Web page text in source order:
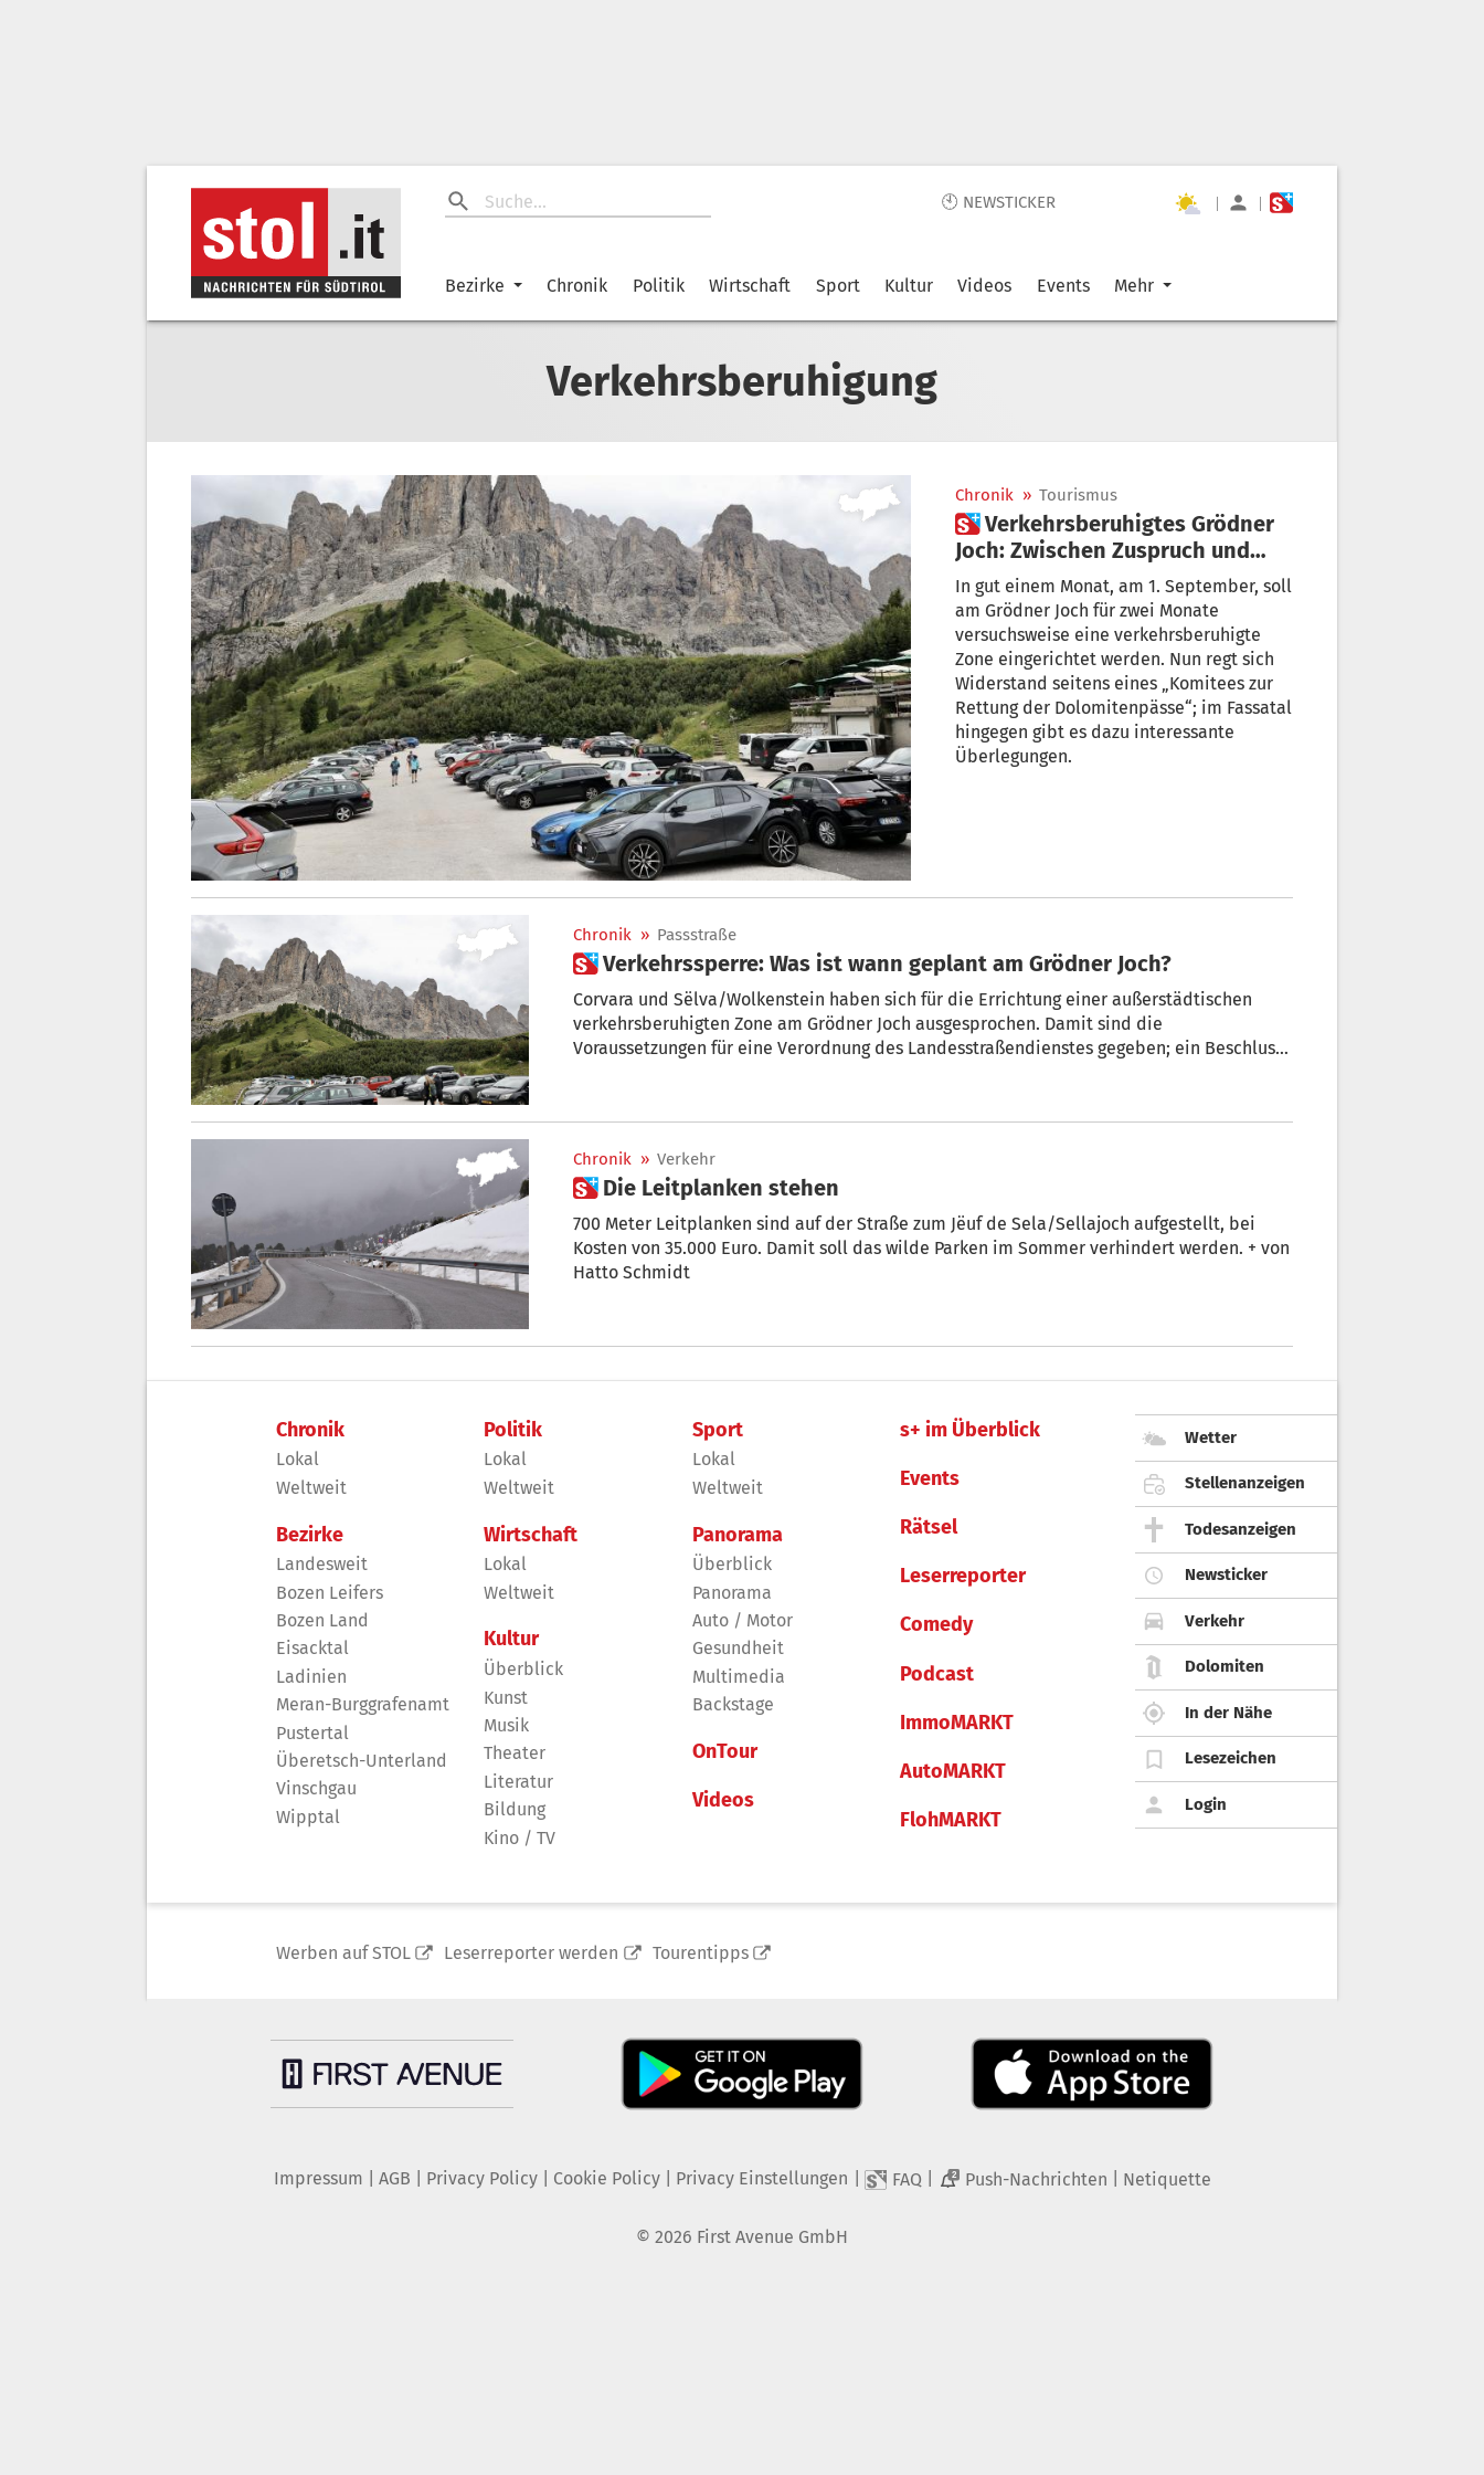
🕙 NEWSTICKER | |
Bezirke Chronik Politik Wirtschaft Sport Kultur Videos Events Mehr
Verkehrsberuhigung
Chronik » Tourismus
 Verkehrsberuhigtes Grödner
Joch: Zwischen Zuspruch und
Widerstand
In gut einem Monat, am 1. September, soll
am Grödner Joch für zwei Monate
versuchsweise eine verkehrsberuhigte
Zone eingerichtet werden. Nun regt sich
Widerstand seitens eines „Komitees zur
Rettung der Dolomitenpässe“; im Fassatal
hingegen gibt es dazu interessante
Überlegungen.
Chronik » Passstraße
 Verkehrssperre: Was ist wann geplant am Grödner Joch?
Corvara und Sëlva/Wolkenstein haben sich für die Errichtung einer außerstädtischen
verkehrsberuhigten Zone am Grödner Joch ausgesprochen. Damit sind die
Voraussetzungen für eine Verordnung des Landesstraßendienstes gegeben; ein Beschluss
Chronik » Verkehr
 Die Leitplanken stehen
700 Meter Leitplanken sind auf der Straße zum Jëuf de Sela/Sellajoch aufgestellt, bei
Kosten von 35.000 Euro. Damit soll das wilde Parken im Sommer verhindert werden. + von
Hatto Schmidt
Chronik
Lokal
Weltweit
Bezirke
Landesweit
Bozen Leifers
Bozen Land
Eisacktal
Ladinien
Meran-Burggrafenamt
Pustertal
Überetsch-Unterland
Vinschgau
Wipptal
Politik
Lokal
Weltweit
Wirtschaft
Lokal
Weltweit
Kultur
Überblick
Kunst
Musik
Theater
Literatur
Bildung
Kino / TV
Sport
Lokal
Weltweit
Panorama
Überblick
Panorama
Auto / Motor
Gesundheit
Multimedia
Backstage
OnTour
Videos
s+ im Überblick
Events
Rätsel
Leserreporter
Comedy
Podcast
ImmoMARKT
AutoMARKT
FlohMARKT
Wetter
Stellenanzeigen
Todesanzeigen
Newsticker
Verkehr
Dolomiten
In der Nähe
Lesezeichen
Login
Werben auf STOL Leserreporter werden Tourentipps
Impressum AGB Privacy Policy| Cookie Policy| Privacy Einstellungen FAQ 2 Push-Nachrichten Netiquette
© 2026 First Avenue GmbH